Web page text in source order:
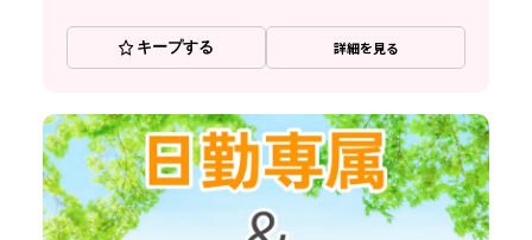
キープする 詳細を見る